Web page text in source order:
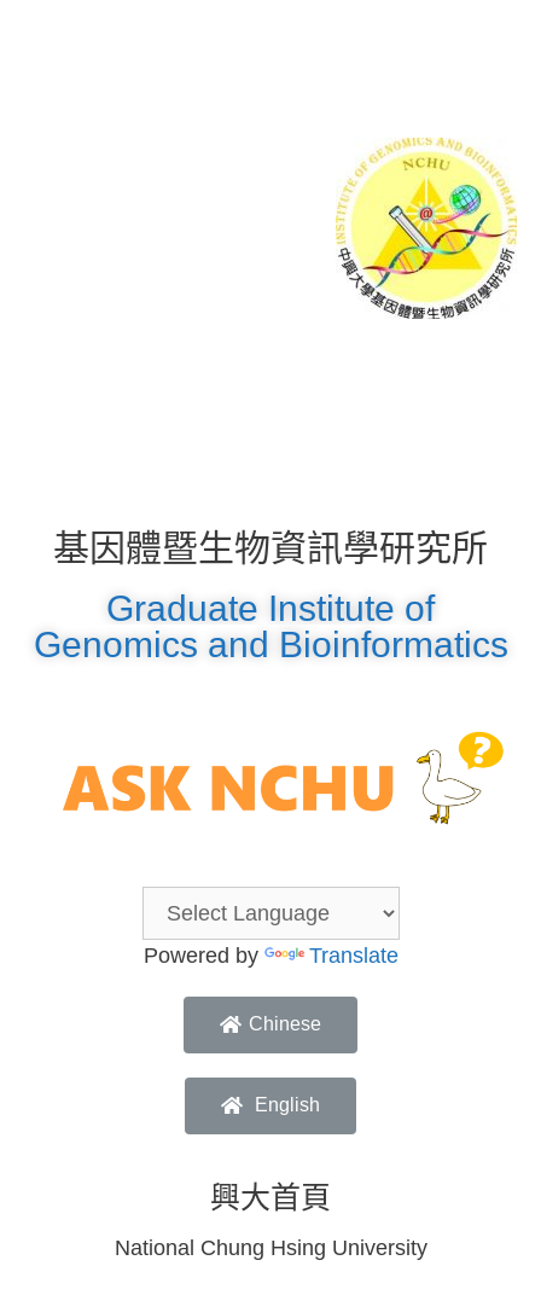
基因體暨生物資訊學研究所
Graduate Institute of
Genomics and Bioinformatics
Powered by Translate
Chinese
English
興大首頁
National Chung Hsing University